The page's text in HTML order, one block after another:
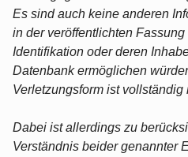
Es sind auch keine anderen
in der veröffentlichten
Identifikation oder deren
Datenbank ermöglichen
Verletzungsform ist vollständig
Dabei ist allerdings zu
Verständnis beider genannter